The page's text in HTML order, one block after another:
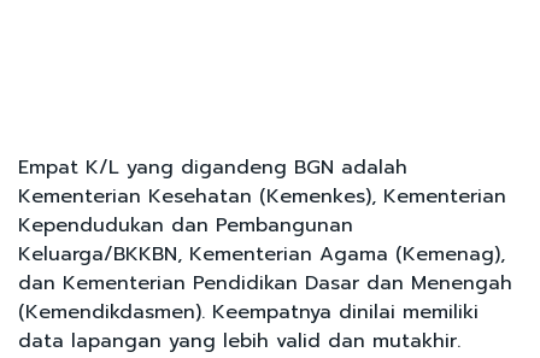
Empat K/L yang digandeng BGN adalah
Kementerian Kesehatan (Kemenkes), Kementerian
Kependudukan dan Pembangunan
Keluarga/BKKBN, Kementerian Agama (Kemenag),
dan Kementerian Pendidikan Dasar dan Menengah
(Kemendikdasmen). Keempatnya dinilai memiliki
data lapangan yang lebih valid dan mutakhir.